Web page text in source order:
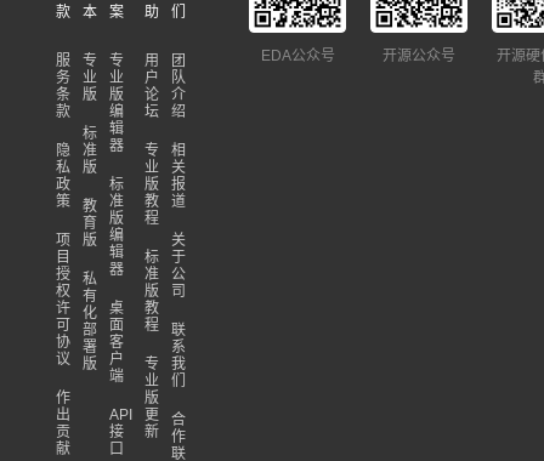
款
服
务
条
款
隐
私
政
策
项
目
授
权
许
可
协
议
作
出
贡
献
本
专
业
版
标
准
版
教
育
版
私
有
化
部
署
版
案
专
业
版
编
辑
器
标
准
版
编
辑
器
桌
面
客
户
端
API
接
口
助
用
户
论
坛
专
业
版
教
程
标
准
版
教
程
专
业
版
更
新
们
团
队
介
绍
相
关
报
道
关
于
公
司
联
系
我
们
合
作
联
EDA公众号 开源公众号
开源硬